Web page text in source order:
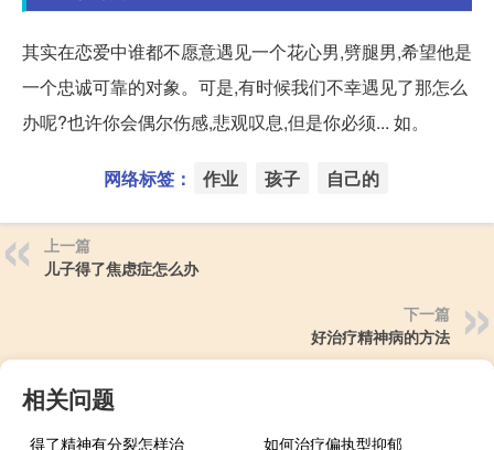
其实在恋爱中谁都不愿意遇见一个花心男,劈腿男,希望他是
一个忠诚可靠的对象。可是,有时候我们不幸遇见了那怎么
办呢?也许你会偶尔伤感,悲观叹息,但是你必须... 如。
网络标签： 作业 孩子 自己的
上一篇
儿子得了焦虑症怎么办
下一篇
好治疗精神病的方法
相关问题
得了精神有分裂怎样治
如何治疗偏执型抑郁